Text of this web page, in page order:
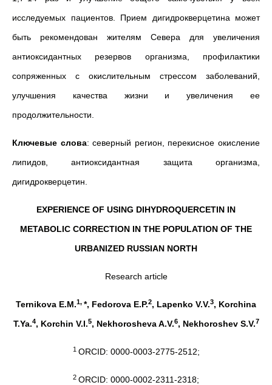
исследуемых пациентов. Прием дигидрокверцетина может
быть рекомендован жителям Севера для увеличения
антиоксидантных резервов организма, профилактики
сопряженных с окислительным стрессом заболеваний,
улучшения качества жизни и увеличения ее
продолжительности.
Ключевые слова: северный регион, перекисное окисление
липидов, антиоксидантная защита организма,
дигидрокверцетин.
EXPERIENCE OF USING DIHYDROQUERCETIN IN
METABOLIC CORRECTION IN THE POPULATION OF THE
URBANIZED RUSSIAN NORTH
Research article
Ternikova E.M.1, *, Fedorova E.P.2, Lapenko V.V.3, Korchina
T.Ya.4, Korchin V.I.5, Nekhorosheva A.V.6, Nekhoroshev S.V.7
1 ORCID: 0000-0003-2775-2512;
2 ORCID: 0000-0002-2311-2318;